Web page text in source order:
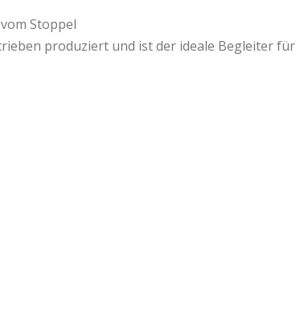
Stoppel
produziert und ist der ideale Begleiter für